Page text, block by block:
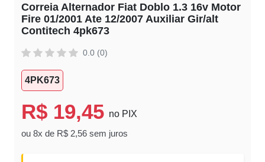
Correia Alternador Fiat Doblo 1.3 16v Motor
Fire 01/2001 Ate 12/2007 Auxiliar Gir/alt
Contitech 4pk673
0.0 (0)
4PK673
R$ 19,45 no PIX
ou 8x de R$ 2,56 sem juros